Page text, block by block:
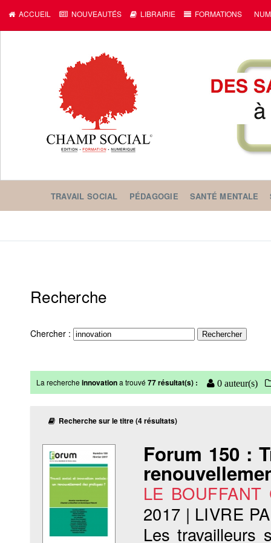
ACCUEIL NOUVEAUTÉS LIBRAIRIE FORMATIONS
TRAVAIL SOCIAL PÉDAGOGIE SANTÉ MENTALE
Recherche
Chercher :
La rechercheinnovationa trouvé77 résultat(s) : 0 auteur(s)
Recherche sur le titre (4 résultats)
Forum 150 :
LE BOUFFANT
2017 | LIVRE
Les travailleurs